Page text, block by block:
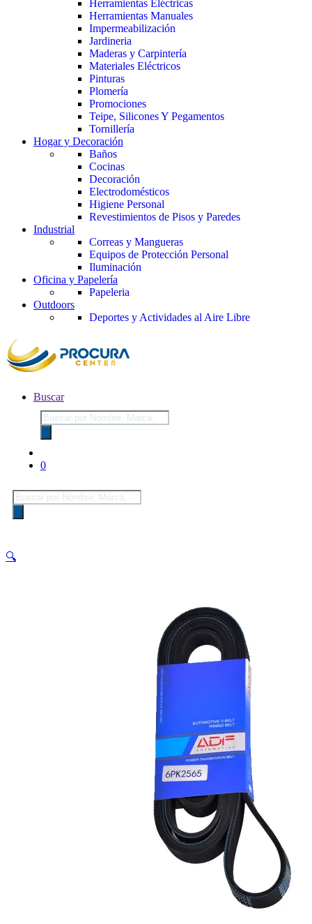
Herramientas Eléctricas
Herramientas Manuales
Impermeabilización
Jardineria
Maderas y Carpintería
Materiales Eléctricos
Pinturas
Plomería
Promociones
Teipe, Silicones Y Pegamentos
Tornillería
Hogar y Decoración
Baños
Cocinas
Decoración
Electrodomésticos
Higiene Personal
Revestimientos de Pisos y Paredes
Industrial
Correas y Mangueras
Equipos de Protección Personal
Iluminación
Oficina y Papelería
Papeleria
Outdoors
Deportes y Actividades al Aire Libre
Buscar
Búsqueda
de
productos
0
Búsqueda
de
productos
🔍